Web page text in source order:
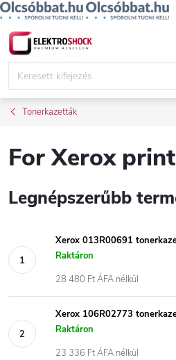
Ugrás
Tonerkazetták
For Xerox
Legnépszerűbb
Xerox 013R00691
Raktáron
28 480 Ft ÁFA nélkül
Xerox 106R02773
Raktáron
23 336 Ft ÁFA nélkül